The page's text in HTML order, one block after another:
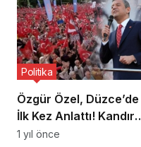
Özgür Özel, Düzce’de
İlk Kez Anlattı! Kandıra
Cezaevi’nde Neler
Politika
1 yıl önce